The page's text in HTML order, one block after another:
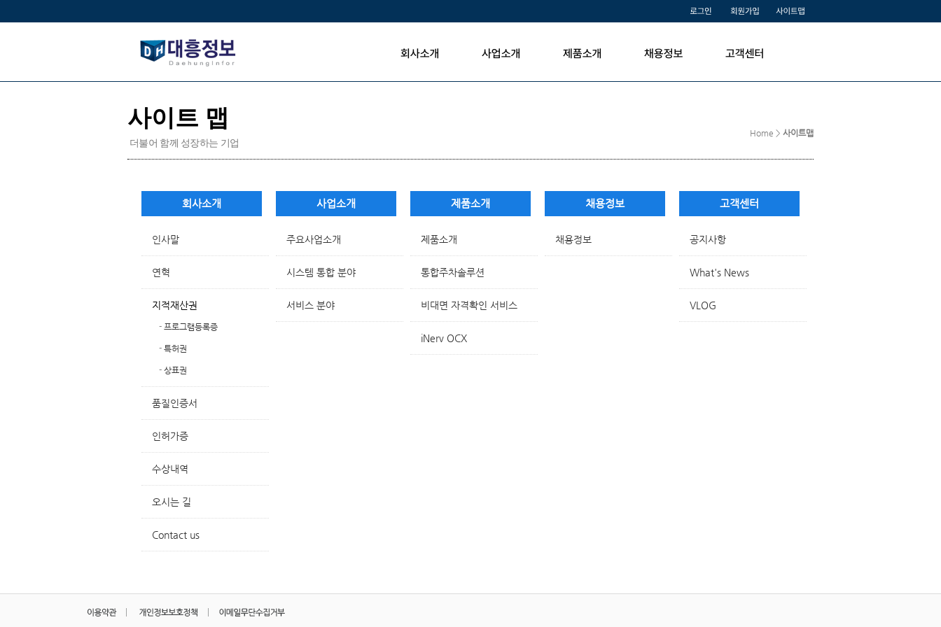
Home > 사이트맵
회사소개
인사말
연혁
지적재산권
- 프로그램등록증
- 특허권
- 상표권
품질인증서
인허가증
수상내역
오시는 길
Contact us
사업소개
주요사업소개
시스템 통합 분야
서비스 분야
제품소개
제품소개
통합주차솔루션
비대면 자격확인 서비스
iNerv OCX
채용정보
채용정보
고객센터
공지사항
What's News
VLOG